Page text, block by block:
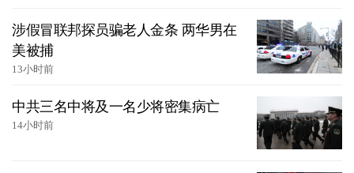
涉假冒联邦探员骗老人金条 两华男在
美被捕
13小时前
中共三名中将及一名少将密集病亡
14小时前